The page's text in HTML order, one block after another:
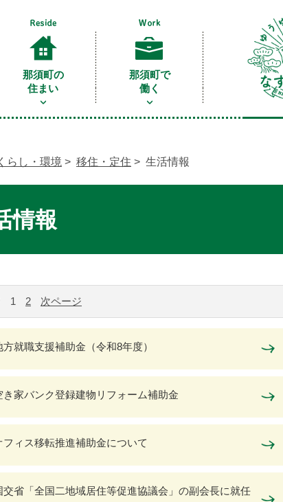
那須町の
住まい
那須町で
働く
らし・環境 > 移住・定住 > 生活情報
情報
1 2 次ページ
就職支援補助金（令和8年度）
き家バンク登録建物リフォーム補助金
フィス移転推進補助金について
交省「全国二地域居住等促進協議会」の副会長に就任